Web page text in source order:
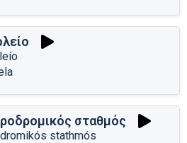
σταθμός
stathmós